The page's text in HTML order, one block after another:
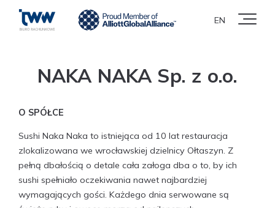
EN
NAKA NAKA Sp. z o.o.
O SPÓŁCE
Sushi Naka Naka to istniejąca od 10 lat restauracja
zlokalizowana we wrocławskiej dzielnicy Ołtaszyn. Z
pełną dbałością o detale cała załoga dba o to, by ich
sushi spełniało oczekiwania nawet najbardziej
wymagających gości. Każdego dnia serwowane są